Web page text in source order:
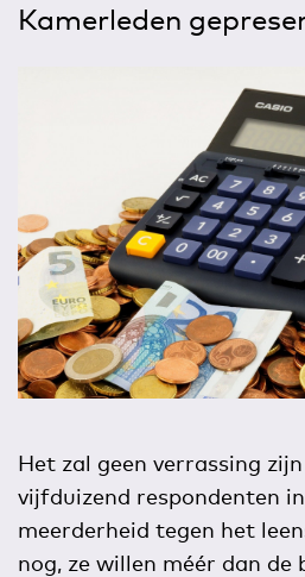
Kamerleden
Het zal geen verrassing
vijfduizend respondenten
meerderheid tegen het
nog, ze willen méér dan de